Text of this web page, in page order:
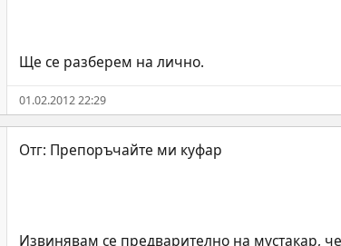
Ще се разберем на лично.
01.02.2012 22:29
Извинявам се предварително на мустакар,